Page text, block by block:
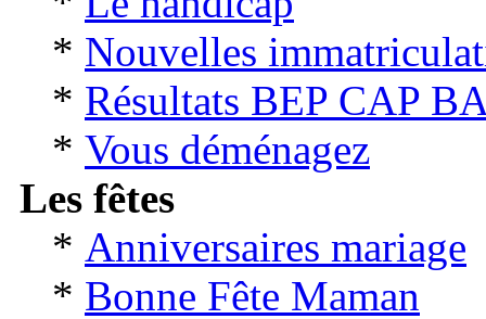
* Nouvelles
* Résultats BEP CAP
* Vous déménagez
Les fêtes
* Anniversaires mariage
* Bonne Fête Maman